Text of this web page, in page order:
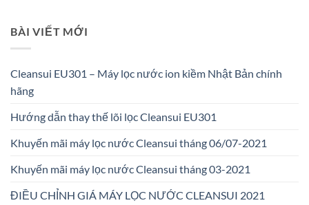
BÀI VIẾT MỚI
Cleansui EU301 – Máy lọc nước ion kiềm Nhật Bản chính
hãng
Hướng dẫn thay thế lõi lọc Cleansui EU301
Khuyến mãi máy lọc nước Cleansui tháng 06/07-2021
Khuyến mãi máy lọc nước Cleansui tháng 03-2021
ĐIỀU CHỈNH GIÁ MÁY LỌC NƯỚC CLEANSUI 2021